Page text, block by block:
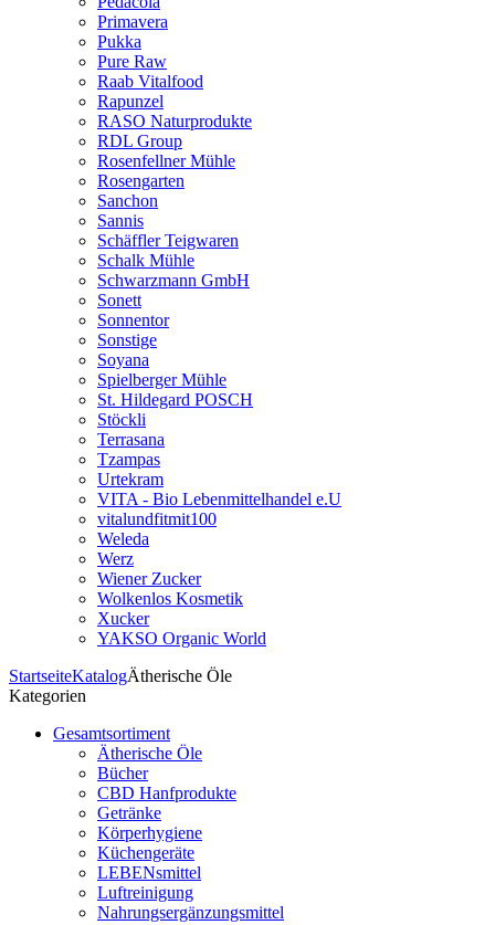
Primavera
Pukka
Pure Raw
Raab Vitalfood
Rapunzel
RASO Naturprodukte
RDL Group
Rosenfellner Mühle
Rosengarten
Sanchon
Sannis
Schäffler Teigwaren
Schalk Mühle
Schwarzmann GmbH
Sonett
Sonnentor
Sonstige
Soyana
Spielberger Mühle
St. Hildegard POSCH
Stöckli
Terrasana
Tzampas
Urtekram
VITA - Bio Lebenmittelhandel e.U
vitalundfitmit100
Weleda
Werz
Wiener Zucker
Wolkenlos Kosmetik
Xucker
YAKSO Organic World
StartseiteKatalogÄtherische Öle
Kategorien
Gesamtsortiment
Ätherische Öle
Bücher
CBD Hanfprodukte
Getränke
Körperhygiene
Küchengeräte
LEBENsmittel
Luftreinigung
Nahrungsergänzungsmittel